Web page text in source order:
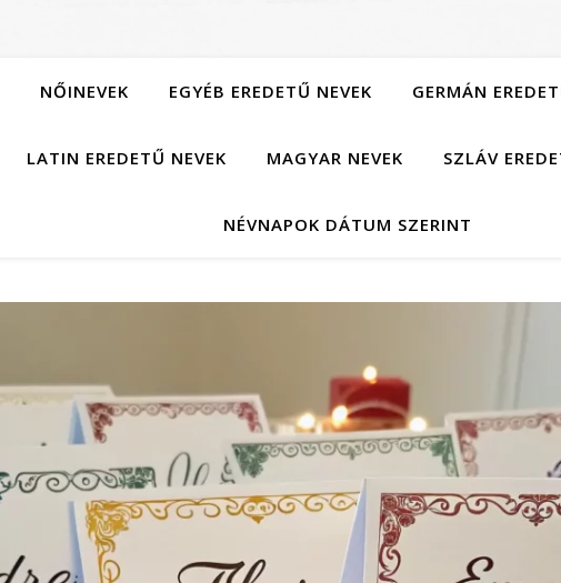
NŐINEVEK EGYÉB EREDETŰ NEVEK GERMÁN
LATIN EREDETŰ NEVEK MAGYAR NEVEK SZLÁV
NÉVNAPOK DÁTUM SZERINT